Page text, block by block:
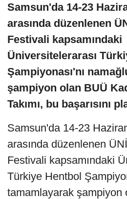
Samsun'da 14-23
arasında düzenlenen
Festivali kapsamındaki
Üniversitelerarası
Şampiyonası'nı
şampiyon olan BUÜ
Takımı, bu başarısını
Samsun'da 14-23
arasında düzenlenen
Festivali kapsamındaki
Türkiye Hentbol
tamamlayarak şampiyon